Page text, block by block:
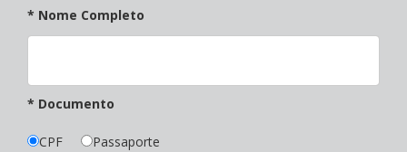
* Nome Completo
* Documento
CPF Passaporte